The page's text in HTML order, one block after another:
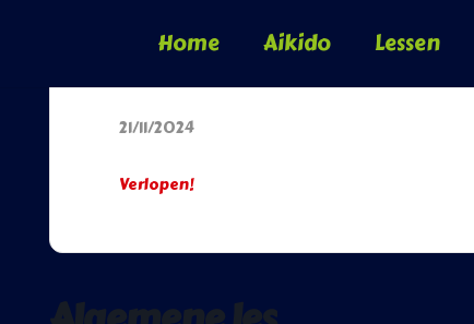
Home Aikido Lessen
21/11/2024
Verlopen!